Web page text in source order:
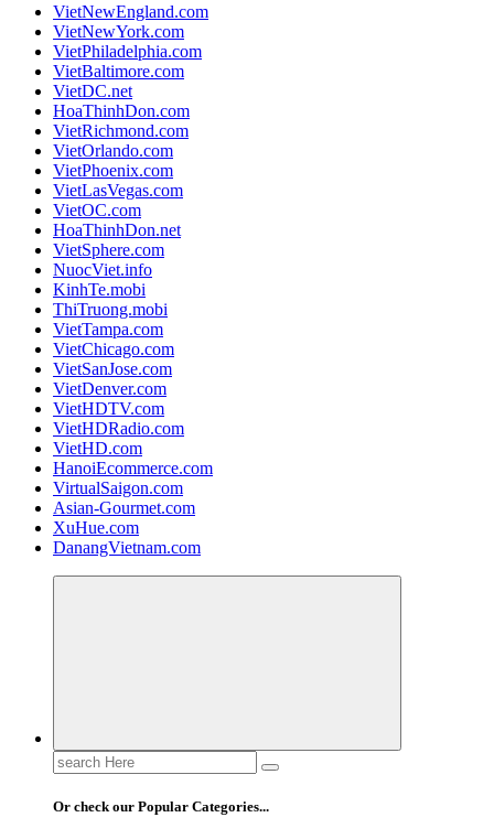
VietNewEngland.com
VietNewYork.com
VietPhiladelphia.com
VietBaltimore.com
VietDC.net
HoaThinhDon.com
VietRichmond.com
VietOrlando.com
VietPhoenix.com
VietLasVegas.com
VietOC.com
HoaThinhDon.net
VietSphere.com
NuocViet.info
KinhTe.mobi
ThiTruong.mobi
VietTampa.com
VietChicago.com
VietSanJose.com
VietDenver.com
VietHDTV.com
VietHDRadio.com
VietHD.com
HanoiEcommerce.com
VirtualSaigon.com
Asian-Gourmet.com
XuHue.com
DanangVietnam.com
Search
for:
Or check our Popular Categories...